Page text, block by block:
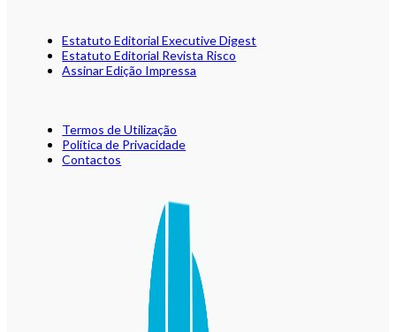
Estatuto Editorial Executive Digest
Estatuto Editorial Revista Risco
Assinar Edição Impressa
Termos de Utilização
Política de Privacidade
Contactos